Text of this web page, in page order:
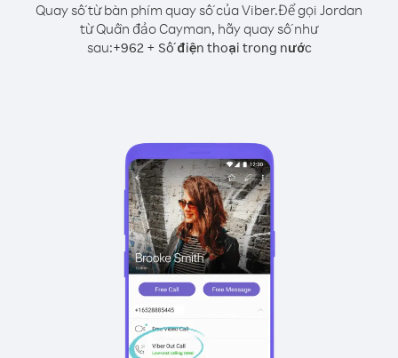
Quay số từ bàn phím quay số của Viber.Để gọi Jordan
từ Quần đảo Cayman, hãy quay số như
sau:+962+ Số điện thoại trong nước